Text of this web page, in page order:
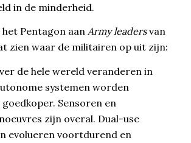
in de minderheid.
het Pentagon aanArmy leadersvan
zien waar de militairen op uit zijn:
de hele wereld veranderen in
systemen worden
Sensoren en
zijn overal. Dual-use
evolueren voortdurend en